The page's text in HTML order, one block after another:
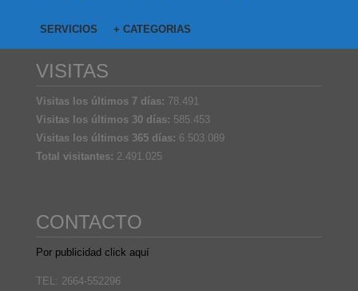
SERVICIOS + CATEGORIAS
VISITAS
Visitas los últimos 7 días: 78.491
Visitas los últimos 30 días: 585.453
Visitas los últimos 365 días: 6.503.089
Total visitantes: 2.491.025
CONTACTO
Por publicidad click aquí
TEL: 2664-552296